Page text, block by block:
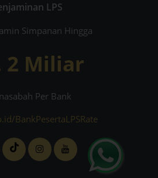
LPS
Simpanan Hingga
2 Miliar
Per Bank
BankPesertaLPSRate